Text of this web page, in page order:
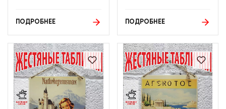
ПОДРОБНЕЕ ПОДРОБНЕЕ